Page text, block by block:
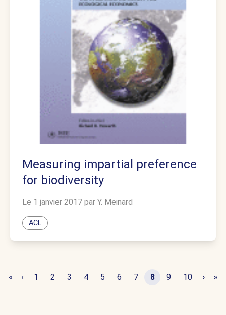
Measuring impartial preference
for biodiversity
Le 1 janvier 2017 par Y. Meinard
ACL
« ‹ 1 2 3 4 5 6 7 8 9 10 › »